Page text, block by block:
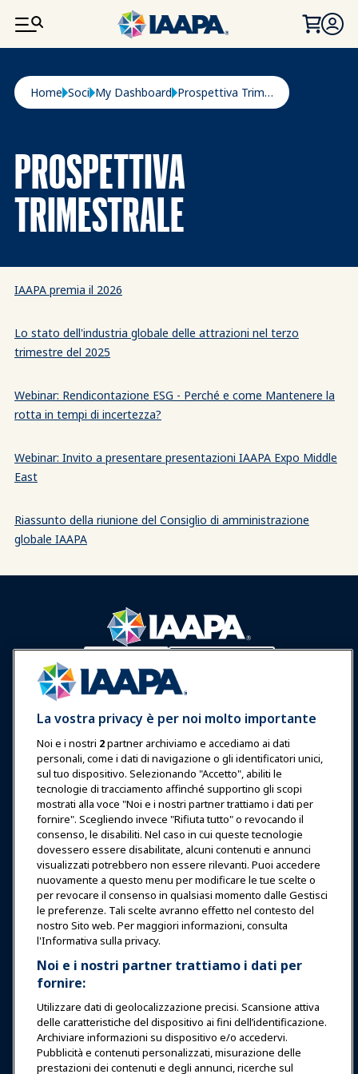
SALTA AL CONTENUTO PRINCIPALE
Briciole di pane
Home Soci My Dashboard Prospettiva Trimestrale
PROSPETTIVA
TRIMESTRALE
IAAPA premia il 2026
Lo stato dell'industria globale delle attrazioni nel terzo
trimestre del 2025
Webinar: Rendicontazione ESG - Perché e come Mantenere la
rotta in tempi di incertezza?
Webinar: Invito a presentare presentazioni IAAPA Expo Middle
East
Riassunto della riunione del Consiglio di amministrazione
globale IAAPA
Accedi
Premi Carriere
Esposizioni & Eventi
Notizie & Funworld
Educazione
Sicurezza & Protezione
Difesa
Ricerca e Rapporti
Partner
La vostra privacy è per noi molto importante
Noi e i nostri 2partner archiviamo e accediamo ai dati
personali, come i dati di navigazione o gli identificatori unici,
sul tuo dispositivo. Selezionando "Accetto", abiliti le
tecnologie di tracciamento affinché supportino gli scopi
mostrati alla voce "Noi e i nostri partner trattiamo i dati per
fornire". Scegliendo invece "Rifiuta tutto" o revocando il
consenso, le disabiliti. Nel caso in cui queste tecnologie
dovessero essere disabilitate, alcuni contenuti e annunci
visualizzati potrebbero non essere rilevanti. Puoi accedere
nuovamente a questo menu per modificare le tue scelte o
per revocare il consenso in qualsiasi momento dalle Gestisci
le preferenze. Tali scelte avranno effetto nel contesto del
nostro Sito web. Per maggiori informazioni, consulta
l'Informativa sulla privacy.
Noi e i nostri partner trattiamo i dati per
fornire:
Utilizzare dati di geolocalizzazione precisi. Scansione attiva
delle caratteristiche del dispositivo ai fini dell’identificazione.
Archiviare informazioni su dispositivo e/o accedervi.
Pubblicità e contenuti personalizzati, misurazione delle
prestazioni dei contenuti e degli annunci, ricerche sul